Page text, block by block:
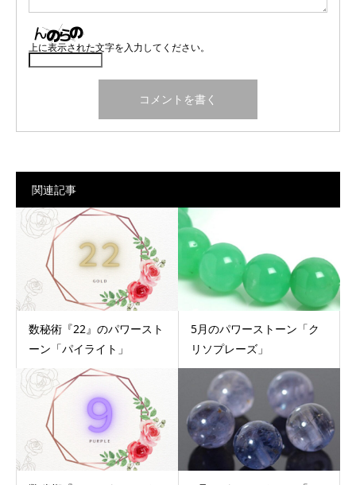
上に表示された文字を入力してください。
関連記事
数秘術『22』のパワースト
ーン「パイライト」
5月のパワーストーン「ク
リソプレーズ」